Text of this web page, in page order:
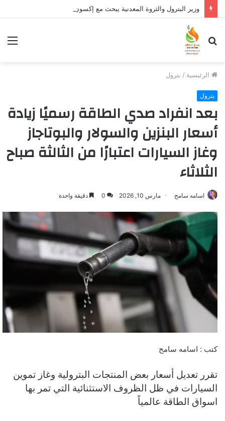
بحث
عن
الرئيسية / بترول
بترول
بعد انفراد صدي الطاقة رسميًا زيادة
أسعار البنزين والسولار والبوتاجاز
وغاز السيارات اعتبارًا من الثالثة صباح
الثلاثاء
اسامه سامح مارس 10, 2026 0 دقيقة واحدة
كتب : اسامه سامح
تقرر تعديل أسعار بعض المنتجات البترولية وغاز تموين
السيارات في ظل الظروف الاستثنائية التي تمر بها
اسواق الطاقة عالمياً